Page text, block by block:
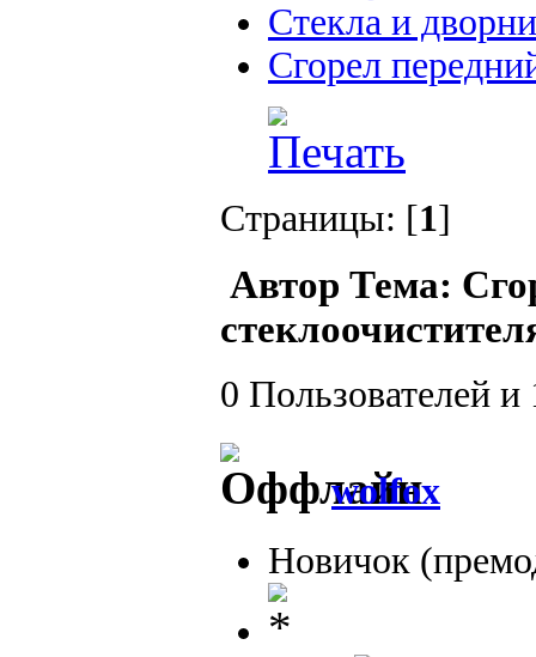
Стекла и
Сгорел
Страницы: [1]
Автор Тема:
0 Пользователей
wolfox
Новичок